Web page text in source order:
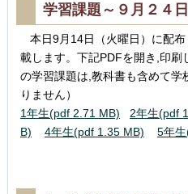
学習課題～９月２４
本日9月14日（火曜日）に配
載します。下記PDFを開き,印刷
の学習課題は,教科書も含めて学
りません）
1年生(pdf 2.71 MB)
2年生(pdf
B)
4年生(pdf 1.35 MB)
5年